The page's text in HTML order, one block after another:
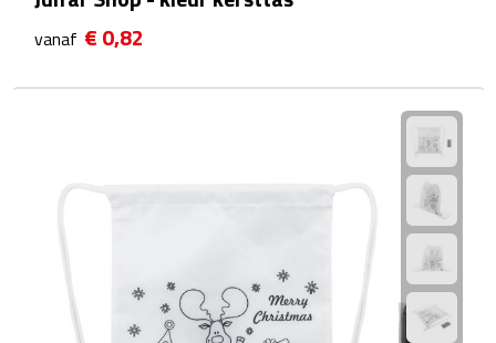
Fiets reparatiesets
Bekers
Bidons
vanaf € 0,82